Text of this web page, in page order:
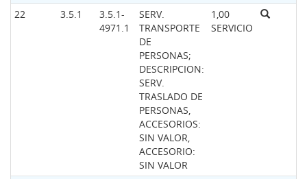
22 3.5.1
3.5.1-
4971.1
SERV.
TRANSPORTE
DE
PERSONAS;
DESCRIPCION:
SERV.
TRASLADO DE
PERSONAS,
ACCESORIOS:
SIN VALOR,
ACCESORIO:
SIN VALOR
1,00
SERVICIO